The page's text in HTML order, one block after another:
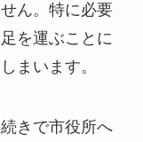
ん。特に必要
を運ぶことに
まいます。
きで市役所へ